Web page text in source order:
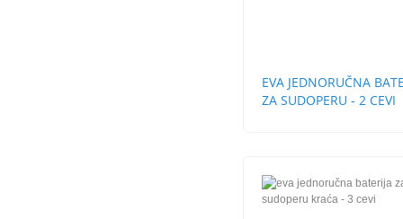
EVA JEDNORUČNA
ZA SUDOPERU - 2 CEVI